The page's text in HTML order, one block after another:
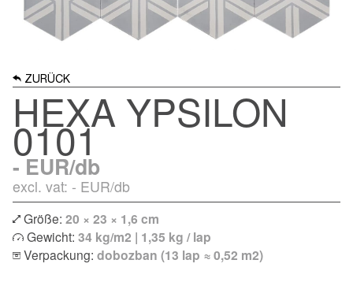
ZURÜCK
HEXA YPSILON
0101
-EUR/db
excl. vat: - EUR/db
Größe: 20 × 23 × 1,6 cm
Gewicht: 34 kg/m2 | 1,35 kg / lap
Verpackung: dobozban (13 lap ≈ 0,52 m2)